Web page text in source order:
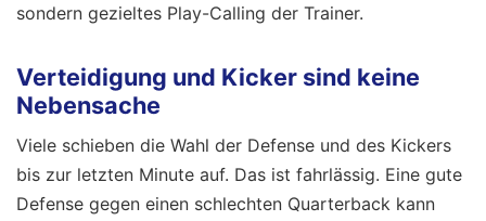
sondern gezieltes Play-Calling der Trainer.
Verteidigung und Kicker sind keine
Nebensache
Viele schieben die Wahl der Defense und des Kickers
bis zur letzten Minute auf. Das ist fahrlässig. Eine gute
Defense gegen einen schlechten Quarterback kann